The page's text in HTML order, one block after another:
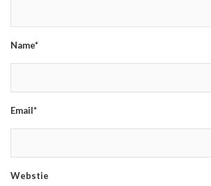
Name*
Email*
Webstie